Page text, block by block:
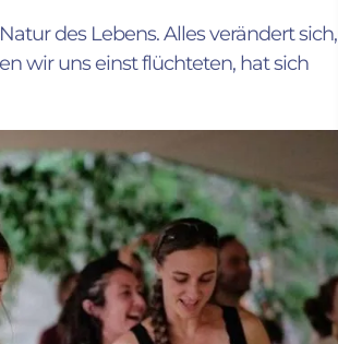
des Lebens. Alles verändert sich,
wir uns einst flüchteten, hat sich